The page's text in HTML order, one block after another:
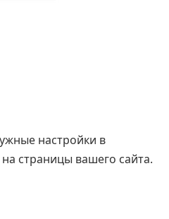
настройки в
страницы вашего сайта.